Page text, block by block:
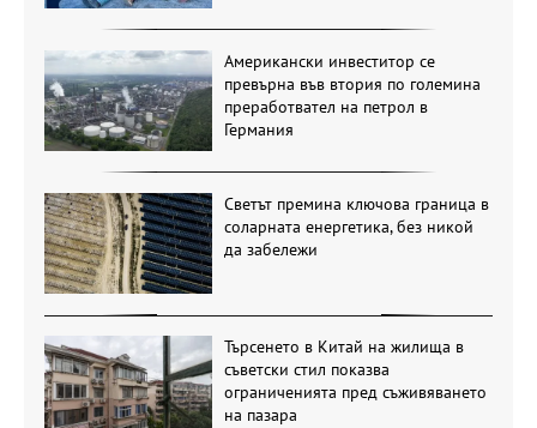
Американски инвеститор се
превърна във втория по големина
преработвател на петрол в
Германия
Светът премина ключова граница в
соларната енергетика, без никой
да забележи
Търсенето в Китай на жилища в
съветски стил показва
ограниченията пред съживяването
на пазара